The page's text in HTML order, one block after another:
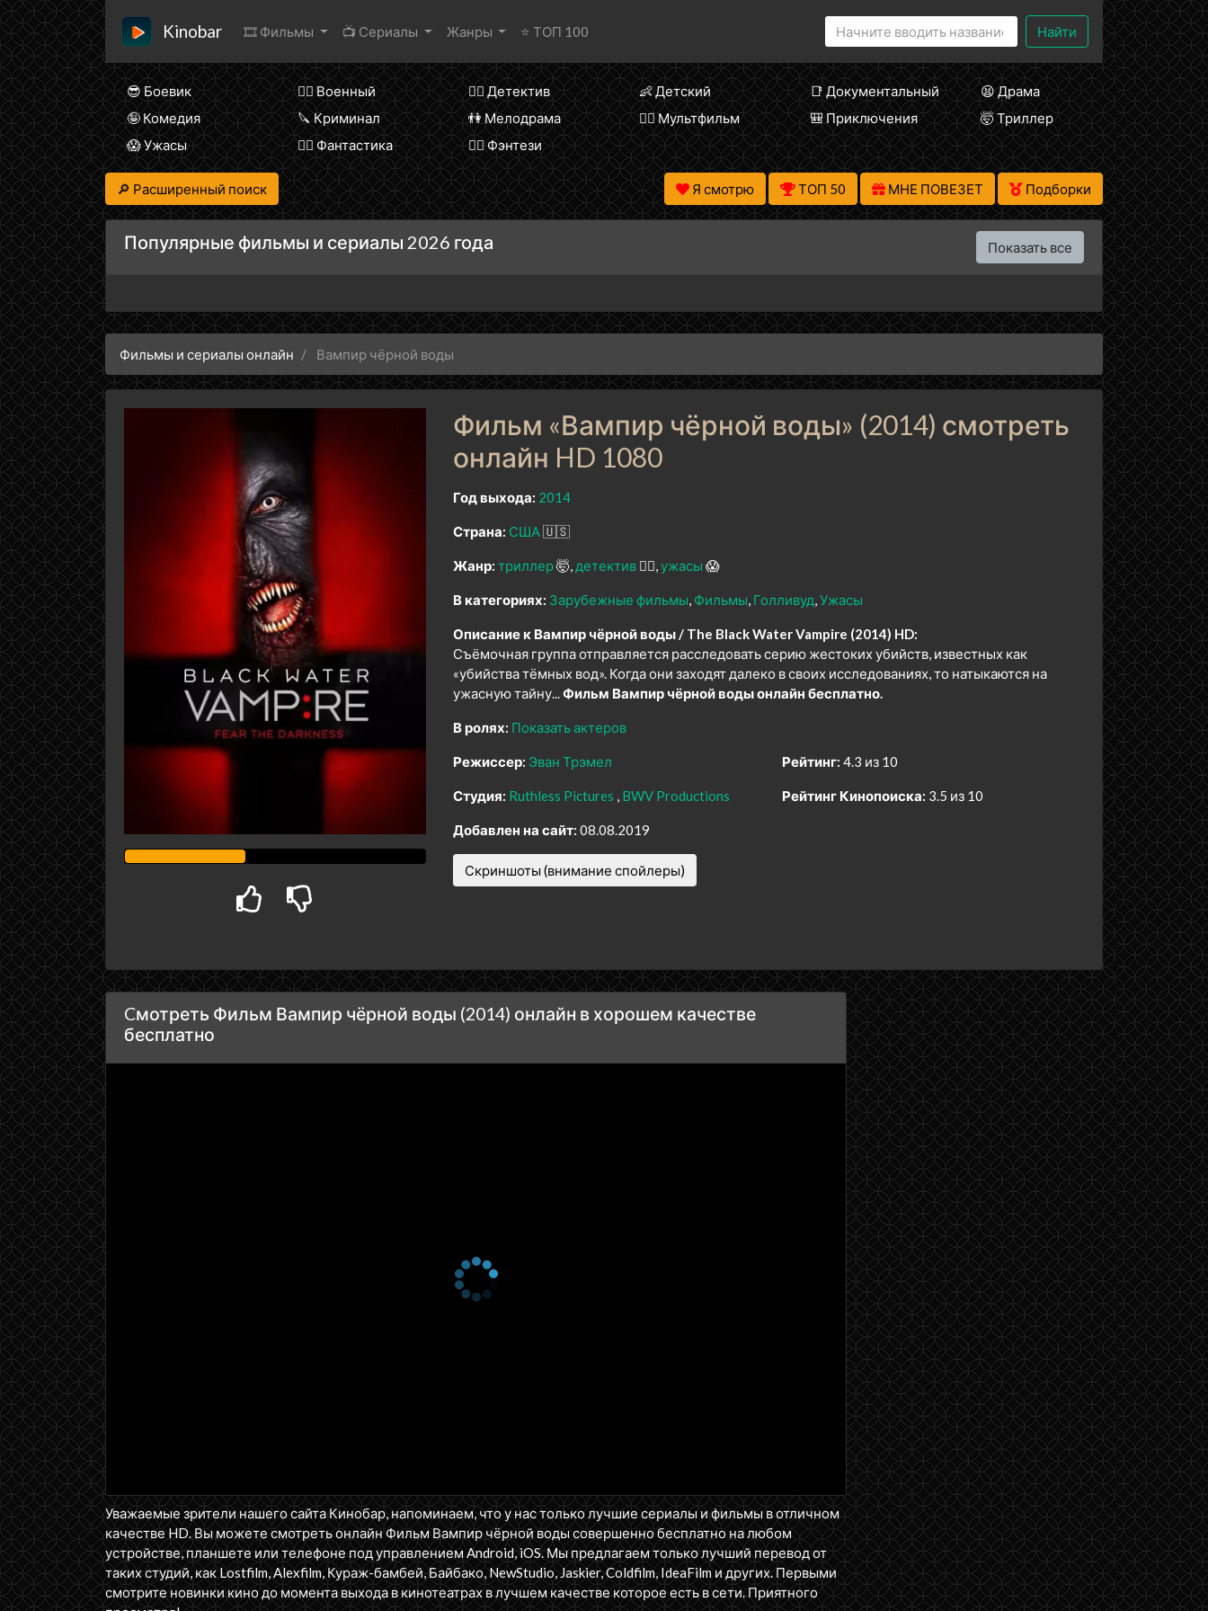
Kinobar 🎞 Фильмы 📺 Сериалы Жанры ⭐ ТОП 100 Найти
😎 Боевик 👨‍✈️ Военный 🕵️‍♂️ Детектив 👶 Детский 📑 Документальный
😫 Драма
🤪 Комедия
🔪 Криминал 👫 Мелодрама 🧚‍♀️ Мультфильм 🎒 Приключения
🤯 Триллер
😱 Ужасы
🧙‍♀️ Фантастика 🧝‍♂️ Фэнтези
🔎 Расширенный поиск Я смотрю ТОП 50 МНЕ ПОВЕЗЕТ Подборки
Популярные фильмы и сериалы 2026 года Показать все
Фильмы и сериалы онлайн Вампир чёрной воды
Фильм «Вампир чёрной воды» (2014) смотреть
онлайн HD 1080
Год выхода: 2014
Страна: США🇺🇸
Жанр: триллер🤯 детектив 🕵️‍♂️ ужасы 😱
В категориях: Зарубежные фильмы Фильмы Голливуд Ужасы
Описание к Вампир чёрной воды / The Black Water Vampire (2014) HD:
Съёмочная группа отправляется расследовать серию жестоких убийств, известных как
«убийства тёмных вод». Когда они заходят далеко в своих исследованиях, то натыкаются на
ужасную тайну...Фильм Вампир чёрной воды онлайн бесплатно.
В ролях: Показать актеров
Режиссер: Эван Трэмел
Студия: Ruthless Pictures BWV Productions
Рейтинг: 4.3 из 10
Рейтинг Кинопоиска: 3.5 из 10
Добавлен на сайт: 08.08.2019
Скриншоты (внимание спойлеры)
Cмотреть Фильм Вампир чёрной воды (2014) онлайн в хорошем качестве
бесплатно
Уважаемые зрители нашего сайта Кинобар, напоминаем, что у нас только лучшие сериалы и фильмы в отличном
качестве HD. Вы можете смотреть онлайн Фильм Вампир чёрной воды совершенно бесплатно на любом
устройстве, планшете или телефоне под управлением Android, iOS. Мы предлагаем только лучший перевод от
таких студий, как Lostfilm, Alexfilm, Кураж-бамбей, Байбако, NewStudio, Jaskier, Coldfilm, IdeaFilm и других. Первыми
смотрите новинки кино до момента выхода в кинотеатрах в лучшем качестве которое есть в сети. Приятного